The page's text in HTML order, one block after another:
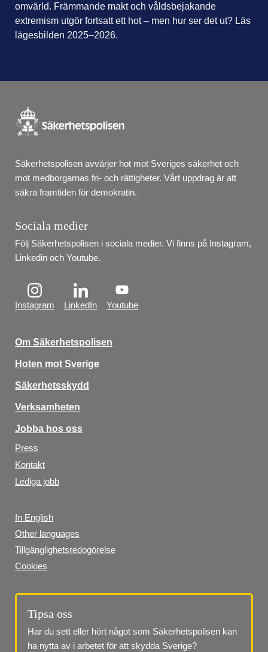
omvärld. Främmande makt och våldsbejakande
extremism utgör fortsatt ett hot – men hur ser det ut? Läs
lägesbilden 2025–2026.
Säkerhetspolisen avvärjer hot mot Sveriges säkerhet och
mot medborgarnas fri- och rättigheter. Vårt uppdrag är att
säkra framtiden för demokratin.
Sociala medier
Följ Säkerhetspolisen i sociala medier. Vi finns på Instagram,
Linkedin och Youtube.
Instagram LinkedIn Youtube
Om Säkerhetspolisen
Hoten mot Sverige
Säkerhetsskydd
Verksamheten
Jobba hos oss
Press
Kontakt
Lediga jobb
In English
Other languages
Tillgänglighetsredogörelse
Cookies
Tipsa oss
Har du sett eller hört något som Säkerhetspolisen kan
ha nytta av i arbetet för att skydda Sverige?